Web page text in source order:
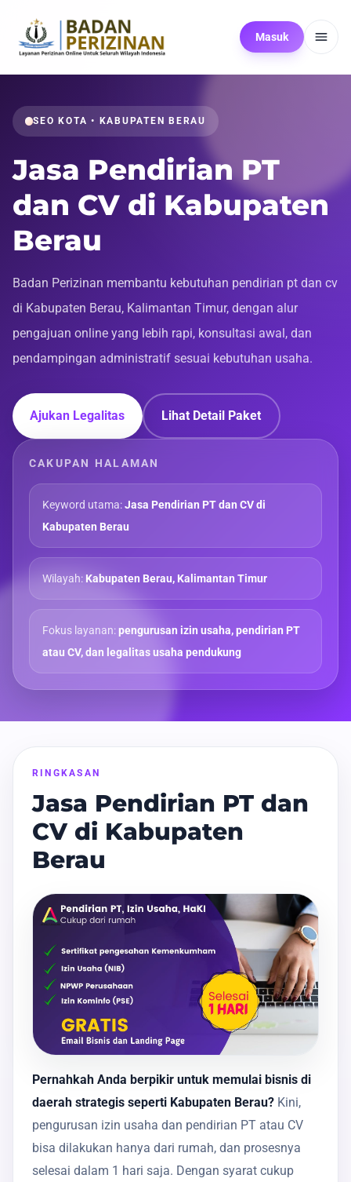
Masuk
SEO KOTA • KABUPATEN BERAU
Jasa Pendirian PT
dan CV di Kabupaten
Berau
Badan Perizinan membantu kebutuhan pendirian pt dan cv
di Kabupaten Berau, Kalimantan Timur, dengan alur
pengajuan online yang lebih rapi, konsultasi awal, dan
pendampingan administratif sesuai kebutuhan usaha.
Ajukan Legalitas Lihat Detail Paket
CAKUPAN HALAMAN
Keyword utama:Jasa Pendirian PT dan CV di
Kabupaten Berau
Wilayah:Kabupaten Berau, Kalimantan Timur
Fokus layanan:pengurusan izin usaha, pendirian PT
atau CV, dan legalitas usaha pendukung
RINGKASAN
Jasa Pendirian PT dan
CV di Kabupaten
Berau
Pernahkah Anda berpikir untuk memulai bisnis di
daerah strategis seperti Kabupaten Berau? Kini,
pengurusan izin usaha dan pendirian PT atau CV
bisa dilakukan hanya dari rumah, dan prosesnya
selesai dalam 1 hari saja. Dengan syarat cukup